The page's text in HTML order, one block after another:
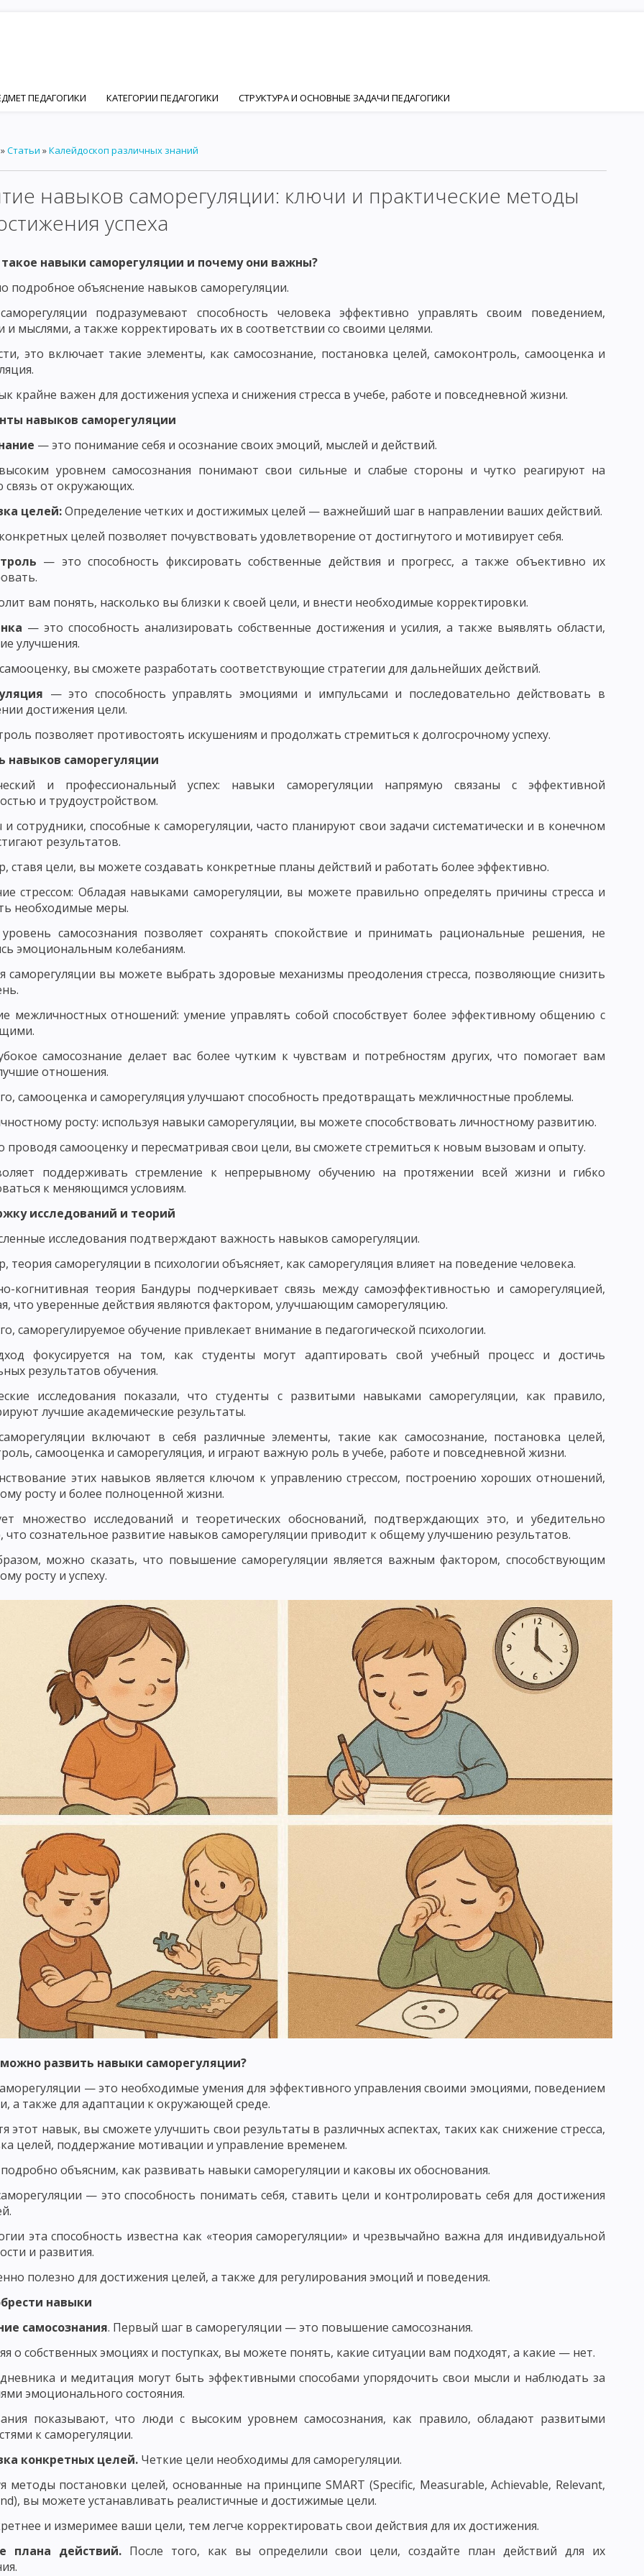
ПЕДАГОГИКИ КАТЕГОРИИ ПЕДАГОГИКИ СТРУКТУРА И ОСНОВНЫЕ ЗАДАЧИ ПЕДАГОГИКИ
И ПЕДАГОГИЧЕСКОЙ НАУК ОСНОВНЫЕ ПСИХИЧЕСКИЕ ЧЕРТЫ ЛИЧНОСТИ
ОРИЕНТИРОВАННОЕ ВОСПИТАНИЕ В РАЗВИТИИ ЛИЧНОСТИ
ЧЕЛОВЕКА
РАЗВИТИЯ ЛИЧНОСТИ
РАЗВИТИЯ ЛИЧНОСТИ И ЕЕ КРИТЕРИИ МЕТОДОЛОГИЯ ПЕДАГОГИЧЕСКОГО ИССЛЕДОВАНИЯ
ИССЛЕДОВАНИЯ
СОДЕРЖАНИЯ ПРАКСЕОЛОГИЧЕСКИЙ АНАЛИЗ
ИССЛЕДОВАНИЯХ ОПРЕДЕЛЕНИЕ ПАРАМЕТРОВ ВЕРИФИКАЦИИ ФОРМУЛИРОВАННЫХ ГИПОТЕЗ В ПЕДАГОГИКЕ
МЕТОДЫ ПЕДАГОГИЧЕСКОГО ИССЛЕДОВАНИЯ: ЭКСПЕРИМЕНТ
БЕСЕДА МЕТОДЫ ПЕДАГОГИЧЕСКОГО ИССЛЕДОВАНИЯ: ИНТЕРВЬЮ
КОМПОНЕНТЫ ПЕДАГОГИЧЕСКОГО ПРОЦЕССА
ФОРМИРОВАНИЯ ЛИЧНОСТИ ЗАКОНОМЕРНОСТИ ФОРМИРОВАНИЯ УЧЕНИЧЕСКИХ КОЛЛЕКТИВОВ
ПРОЦЕССА СОДЕРЖАНИЕ ПЕДАГОГИЧЕСКОЙ ДЕЯТЕЛЬНОСТИ И ФУНКЦИИ ПЕДАГОГА
МАСТЕРСТВО И ЕГО ЭЛЕМЕНТЫ УРОВНИ ПЕДАГОГИЧЕСКОГО МАСТЕРСТВА
ОПЫТ, ПРОФЕССИОНАЛЬНАЯ КОМПЕТЕНТНОСТЬ ПЕДАГОГА
ТЕХНИКА: РЕЧЬ ПЕДАГОГА, УМЕНИЕ ПЕДАГОГА УПРАВЛЯТЬ
ПЕДАГОГИЧЕСКОГО ОБЩЕНИЯ
ПЕДАГОГИЧЕСКОЕ ТВОРЧЕСТВО ХАРАКТЕРИСТИКИ И СВОЙСТВА ТВОРЧЕСКОГО МЫШЛЕНИЯ
МАСТЕРСТВА ИСТОРИЯ РАЗВИТИЯ ДИДАКТИКИ
СИСТЕМА УШИНСКОГО
Н. ПИРОГОВ И Б. ГРИНЧЕНКО
СОВРЕМЕННОЙ ДИДАКТИКИ
ОБРАЗОВАНИЕ КАК КАТЕГОРИЯ ДИДАКТИКИ
И РУКОВОДСТВО
ПРИЗНАКИ УЧЕБНОГО ПРОЦЕССА
ПРОЦЕССА. ЦЕЛЕВОЙ КОМПОНЕНТ УЧЕБНОГО ПРОЦЕССА
СОДЕРЖАТЕЛЬНЫЙ КОМПОНЕНТ УЧЕБНОГО ПРОЦЕССА
ОБРАЗОВАТЕЛЬНАЯ ФУНКЦИЯ УЧЕБНОГО ПРОЦЕССА
ФУНКЦИЯ САМОСОВЕРШЕНСТВОВАНИЯ
КОНЦЕПЦИЯ ОБУЧЕНИЯ. ЛИНЕЙНОЕ ПРОГРАММИРОВАНИЕ
ОБУЧЕНИЕ
ОБУЧЕНИЯ РАЗВИВАЮЩЕЕ ОБУЧЕНИЕ ТЕХНОЛОГИЯ ОБУЧЕНИЯ ПЕДАГОГИКА СОТРУДНИЧЕСТВА
КОНЦЕПЦИИ ПЕДАГОГИКИ ВАЛЬДОРФСКАЯ ПЕДАГОГИКА И ПЕДАГОГИКА ПЕТЕРСОНА
ПРОЦЕССА ЗАКОНОМЕРНОСТИ УЧЕБНОГО ПРОЦЕССА И ИХ КЛАССИФИКАЦИЯ
ПРОЦЕССА СОЦИОЛОГИЧЕСКИЕ И ОРГАНИЗАЦИОННЫЕ ЗАКОНОМЕРНОСТИ УЧЕБНОГО ПРОЦЕССА
ОБУЧЕНИЯ, КОТОРЫЕ КАСАЮТСЯ ВСЕХ КОМПОНЕНТОВ ДИДАКТИЧЕСКОГО ПРОЦЕССА
ПОСЛЕДОВАТЕЛЬНОСТИ ОБУЧЕНИЯ ПРИНЦИП ГУМАНИЗАЦИИ И ГУМАНИТАРИЗАЦИИ ОБУЧЕНИЯ
В ОБУЧЕНИИ ПРИНЦИП ДОСТУПНОСТИ И ДОХОДЧИВОСТИ ПРЕПОДАВАНИЯ
СОЧЕТАНИЯ КОЛЛЕКТИВНЫХ И ИНДИВИДУАЛЬНЫХ ФОРМ И СПОСОБОВ УЧЕБНОЙ РАБОТЫ
УЧАЩИХСЯ ПРИНЦИП АКТИВНОСТИ, СОЗНАТЕЛЬНОСТИ И САМОСТОЯТЕЛЬНОСТИ УЧАЩИХСЯ
И УМЕНИЙ ПОНЯТИЕ О МЕТОДАХ ОБУЧЕНИЯ СОСТАВНЫЕ ЧАСТИ МЕТОДА ОБУЧЕНИЯ
РАССКАЗ СЛОВЕСНЫЕ МЕТОДЫ ОБУЧЕНИЯ: МЕТОД ОБЪЯСНЕНИЯ И УСЛОВИЯ ЕГО ЭФФЕКТИВНОСТИ
СЕМИНАРСКОЕ ЗАНЯТИЕ КАК МЕТОД ОБУЧЕНИЯ
ДЕМОНСТРИРОВАНИЕ ПРАКТИЧЕСКИЕ МЕТОДЫ ОБУЧЕНИЯ: УПРАЖНЕНИЯ
РАБОТЫ, ИНСТРУКТАЖ
РАБОТА УЧАЩИХСЯ ПОНЯТИЕ О МЕТОДАХ АКТИВИЗАЦИИ УЧЕБНО-ПОЗНАВАТЕЛЬНОЙ ДЕЯТЕЛЬНОСТИ
ИГРОВЫЕ МЕТОДЫ ОБУЧЕНИЯ. ДЕЛОВЫЕ ИГРЫ
СИТУАЦИИ РЕШЕНИЕ СИТУАЦИОННЫХ ЗАДАЧ – МЕТОД АНАЛИЗА
МЕТОД КОНФЛИКТОВ, МЕТОД «ЛАБИРИНТА ДЕЙСТВИЙ», МЕТОД ПОСЛЕДОВАТЕЛЬНЫХ СИТУАЦИЙ
В ОБУЧЕНИИ ЛЕКЦИОННЫЙ МЕТОД ОБУЧЕНИЯ НЕТРАДИЦИОННЫЕ СЕМИНАРСКИЕ ЗАНЯТИЯ
ОБУЧЕНИЯ ПОНЯТИЕ О ФОРМАХ ОРГАНИЗАЦИИ ОБУЧЕНИЯ ВИДЫ ОРГАНИЗАЦИОННЫХ ФОРМ ОБУЧЕНИЯ
И СТРУКТУРА ВОСПИТАТЕЛЬНЫЕ, РАЗВИВАЮЩИЕ И ДИДАКТИЧЕСКИЕ ТРЕБОВАНИЯ К УРОКУ
КОНТРОЛЬ КАК ПЕДАГОГИЧЕСКОЕ ПОНЯТИЕ ФУНКЦИИ, ПРИНЦИПЫ И КРИТЕРИИ ПЕДАГОГИЧЕСКОГО КОНТРОЛЯ
УЧАЩИХСЯ ОЦЕНКА ЗНАНИЙ, НАВЫКОВ И УМЕНИЙ
ОБЩЕСТВЕННО-ИСТОРИЧЕСКОГО ЯВЛЕНИЯ
НАВЫКИ, ПРИВЫЧКИ, ЭМОЦИИ, ЧУВСТВА, МОТИВЫ
ОСНОВНЫЕ ПРИЗНАКИ ПРОЦЕССА ВОСПИТАНИЯ. ОСНОВНЫЕ ФУНКЦИИ ВОСПИТАТЕЛЯ
ВОСПИТАТЕЛЬНОГО ПРОЦЕССА МОДЕЛЬ ПРОЦЕССА ВОСПИТАНИЯ И ХАРАКТЕРИСТИКА ЕЕ СОСТАВЛЯЮЩИХ
ПРОЦЕССА СОДЕРЖАТЕЛЬНЫЙ И ПРОЦЕССУАЛЬНЫЙ КОМПОНЕНТЫ ВОСПИТАТЕЛЬНОГО ПРОЦЕССА
РЕЗУЛЬТАТИВНЫЙ КОМПОНЕНТ УЧЕБНОГО ПРОЦЕССА. ВОСПИТАННОСТЬ, ЕЕ УРОВНИ И КРИТЕРИИ
ВОСПИТАНИЯ В ОБЩЕСТВЕ ВНЕШНИЕ И ВНУТРЕННИЕ ЗАКОНОМЕРНОСТИ ПРОЦЕССА ВОСПИТАНИЯ
В ВОСПИТАНИИ
ВЗАИМООТНОШЕНИЙ
КОНКРЕТНОСТИ ВОСПИТАТЕЛЬНЫХ МЕРОПРИЯТИЙ
И УВАЖЕНИЕМ К ЛИЧНОСТИ ВОСПИТАННИКА
ИХ ДЕЯТЕЛЬНОСТИ
ОСНОВНЫЕ НАПРАВЛЕНИЯ ВОСПИТАНИЯ
ОБЩИЕ ПРИНЦИПЫ НАЦИОНАЛЬНОГО ВОСПИТАНИЯ ОСНОВНЫЕ НАПРАВЛЕНИЯ НАЦИОНАЛЬНОГО ВОСПИТАНИЯ
ВОСПИТАНИЯ МЕТОДЫ НЕПОСРЕДСТВЕННОГО ВОСПИТАТЕЛЬНОГО ВОЗДЕЙСТВИЯ
ФУНКЦИИ СОЦИАЛЬНОЙ СРЕДЫ ОБЩЕСТВЕННОЕ МНЕНИЕ
МАТЕРИАЛОВ НА САЙТЕ ПЕДАГОГИКА.ОРГ
»Статьи »Калейдоскоп различных знаний
навыков саморегуляции: ключи и практические методы
успеха
навыки саморегуляции и почему они важны?
подробное объяснение навыков саморегуляции.
подразумевают способность человека эффективно управлять своим поведением,
и мыслями, а также корректировать их в соответствии со своими целями.
это включает такие элементы, как самосознание, постановка целей, самоконтроль, самооценка и
крайне важен для достижения успеха и снижения стресса в учебе, работе и повседневной жизни.
навыков саморегуляции
— это понимание себя и осознание своих эмоций, мыслей и действий.
уровнем самосознания понимают свои сильные и слабые стороны и чутко реагируют на
связь от окружающих.
целей:Определение четких и достижимых целей — важнейший шаг в направлении ваших действий.
целей позволяет почувствовать удовлетворение от достигнутого и мотивирует себя.
— это способность фиксировать собственные действия и прогресс, а также объективно их
вам понять, насколько вы близки к своей цели, и внести необходимые корректировки.
— это способность анализировать собственные достижения и усилия, а также выявлять области,
улучшения.
вы сможете разработать соответствующие стратегии для дальнейших действий.
— это способность управлять эмоциями и импульсами и последовательно действовать в
достижения цели.
позволяет противостоять искушениям и продолжать стремиться к долгосрочному успеху.
навыков саморегуляции
и профессиональный успех: навыки саморегуляции напрямую связаны с эффективной
и трудоустройством.
и сотрудники, способные к саморегуляции, часто планируют свои задачи систематически и в конечном
результатов.
ставя цели, вы можете создавать конкретные планы действий и работать более эффективно.
стрессом: Обладая навыками саморегуляции, вы можете правильно определять причины стресса и
необходимые меры.
самосознания позволяет сохранять спокойствие и принимать рациональные решения, не
эмоциональным колебаниям.
саморегуляции вы можете выбрать здоровые механизмы преодоления стресса, позволяющие снизить
межличностных отношений: умение управлять собой способствует более эффективному общению с
самосознание делает вас более чутким к чувствам и потребностям других, что помогает вам
отношения.
самооценка и саморегуляция улучшают способность предотвращать межличностные проблемы.
росту: используя навыки саморегуляции, вы можете способствовать личностному развитию.
проводя самооценку и пересматривая свои цели, вы сможете стремиться к новым вызовам и опыту.
поддерживать стремление к непрерывному обучению на протяжении всей жизни и гибко
к меняющимся условиям.
исследований и теорий
исследования подтверждают важность навыков саморегуляции.
теория саморегуляции в психологии объясняет, как саморегуляция влияет на поведение человека.
когнитивная теория Бандуры подчеркивает связь между самоэффективностью и саморегуляцией,
что уверенные действия являются фактором, улучшающим саморегуляцию.
саморегулируемое обучение привлекает внимание в педагогической психологии.
фокусируется на том, как студенты могут адаптировать свой учебный процесс и достичь
результатов обучения.
исследования показали, что студенты с развитыми навыками саморегуляции, как правило,
лучшие академические результаты.
включают в себя различные элементы, такие как самосознание, постановка целей,
самооценка и саморегуляция, и играют важную роль в учебе, работе и повседневной жизни.
этих навыков является ключом к управлению стрессом, построению хороших отношений,
росту и более полноценной жизни.
множество исследований и теоретических обоснований, подтверждающих это, и убедительно
что сознательное развитие навыков саморегуляции приводит к общему улучшению результатов.
можно сказать, что повышение саморегуляции является важным фактором, способствующим
росту и успеху.
развить навыки саморегуляции?
— это необходимые умения для эффективного управления своими эмоциями, поведением
а также для адаптации к окружающей среде.
этот навык, вы сможете улучшить свои результаты в различных аспектах, таких как снижение стресса,
целей, поддержание мотивации и управление временем.
объясним, как развивать навыки саморегуляции и каковы их обоснования.
— это способность понимать себя, ставить цели и контролировать себя для достижения
эта способность известна как «теория саморегуляции» и чрезвычайно важна для индивидуальной
и развития.
полезно для достижения целей, а также для регулирования эмоций и поведения.
навыки
самосознания. Первый шаг в саморегуляции — это повышение самосознания.
о собственных эмоциях и поступках, вы можете понять, какие ситуации вам подходят, а какие — нет.
и медитация могут быть эффективными способами упорядочить свои мысли и наблюдать за
эмоционального состояния.
показывают, что люди с высоким уровнем самосознания, как правило, обладают развитыми
к саморегуляции.
конкретных целей. Четкие цели необходимы для саморегуляции.
методы постановки целей, основанные на принципе SMART (Specific, Measurable, Achievable, Relevant,
вы можете устанавливать реалистичные и достижимые цели.
и измеримее ваши цели, тем легче корректировать свои действия для их достижения.
плана действий. После того, как вы определили свои цели, создайте план действий для их